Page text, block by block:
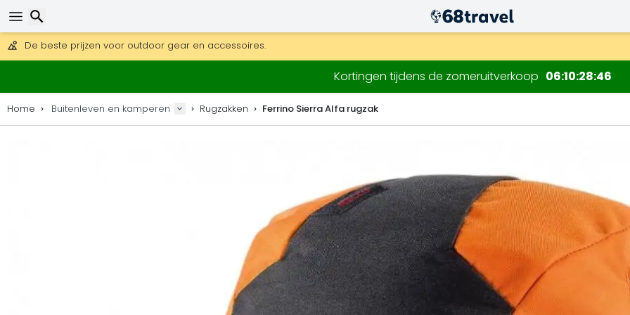
Gratis verzending bij bestellingen boven 169 €.
DHL Express is ook beschikbaar.
Kortingen tijdens de zomeruitverkoop 06 10 28 45
Home Buitenleven en kamperen Rugzakken Ferrino Sierra Alfa rugzak